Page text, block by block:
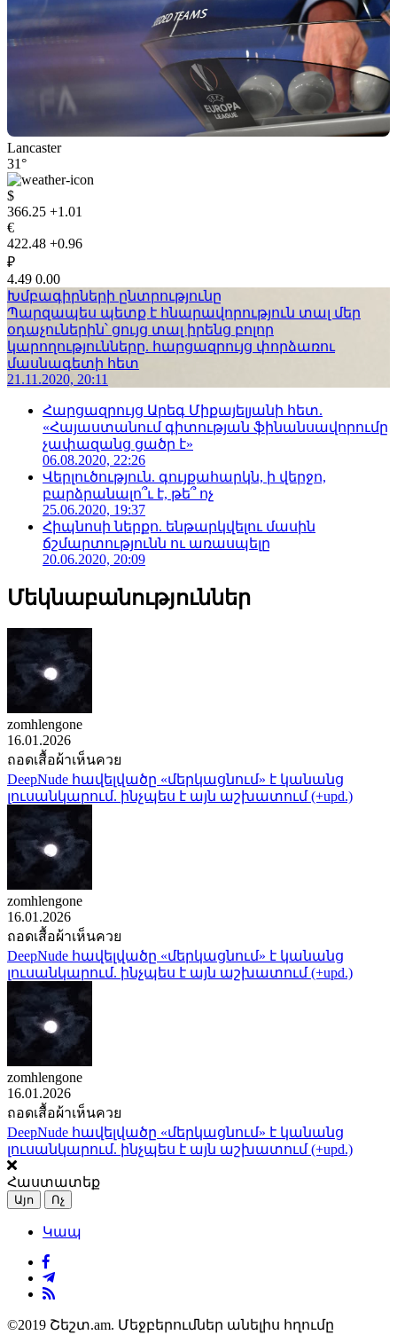
Lancaster
31°
$
366.25 +1.01
€
422.48 +0.96
₽
4.49 0.00
Խմբագիրների ընտրությունը
Պարզապես պետք է հնարավորություն տալ մեր
օդաչուներին՝ ցույց տալ իրենց բոլոր
կարողությունները. հարցազրույց փորձառու
մասնագետի հետ
21.11.2020, 20:11
Հարցազրույց Արեգ Միքայելյանի հետ.
«Հայաստանում գիտության ֆինանսավորումը
չափազանց ցածր է»
06.08.2020, 22:26
Վերլուծություն. գույքահարկն, ի վերջո,
բարձրանալո՞ւ է, թե՞ ոչ
25.06.2020, 19:37
Հիպնոսի ներքո. ենթարկվելու մասին
ճշմարտությունն ու առասպելը
20.06.2020, 20:09
Մեկնաբանություններ
zomhlengone
16.01.2026
ถอดเสื้อผ้าเห็นควย
DeepNude հավելվածը «մերկացնում» է կանանց
լուսանկարում. ինչպես է այն աշխատում (+upd.)
zomhlengone
16.01.2026
ถอดเสื้อผ้าเห็นควย
DeepNude հավելվածը «մերկացնում» է կանանց
լուսանկարում. ինչպես է այն աշխատում (+upd.)
zomhlengone
16.01.2026
ถอดเสื้อผ้าเห็นควย
DeepNude հավելվածը «մերկացնում» է կանանց
լուսանկարում. ինչպես է այն աշխատում (+upd.)
Հաստատեք
Այո Ոչ
Կապ
©2019 Շեշտ.am. Մեջբերումներ անելիս հղումը